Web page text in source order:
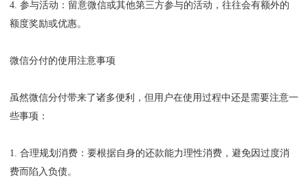
4. 参与活动：留意微信或其他第三方参与的活动，往往会有额外的
额度奖励或优惠。
微信分付的使用注意事项
虽然微信分付带来了诸多便利，但用户在使用过程中还是需要注意一
些事项：
1. 合理规划消费：要根据自身的还款能力理性消费，避免因过度消
费而陷入负债。